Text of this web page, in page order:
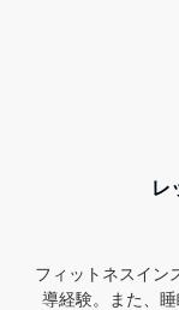
レ
フィットネスイン
導経験。また、